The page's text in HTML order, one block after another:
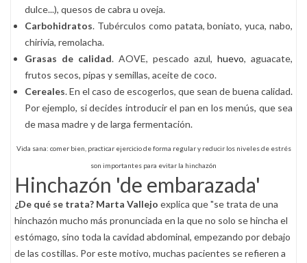
dulce...), quesos de cabra u oveja.
Carbohidratos. Tubérculos como patata, boniato, yuca, nabo,
chirivía, remolacha.
Grasas de calidad. AOVE, pescado azul, huevo, aguacate,
frutos secos, pipas y semillas, aceite de coco.
Cereales. En el caso de escogerlos, que sean de buena calidad.
Por ejemplo, si decides introducir el pan en los menús, que sea
de masa madre y de larga fermentación.
Vida sana: comer bien, practicar ejercicio de forma regular y reducir los niveles de estrés
son importantes para evitar la hinchazón
Hinchazón 'de embarazada'
¿De qué se trata? Marta Vallejo explica que "se trata de una
hinchazón mucho más pronunciada en la que no solo se hincha el
estómago, sino toda la cavidad abdominal, empezando por debajo
de las costillas. Por este motivo, muchas pacientes se refieren a